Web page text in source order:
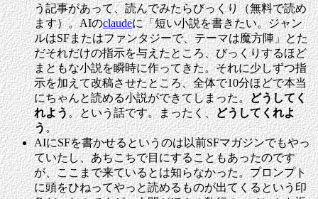
う記事があって、読んでみたらびっくり（無料で読め
ます）。AIのclaudeに「短い小説を書きたい。ジャン
ルはSFまたはファンタジーで、テーマは魔方陣」とた
だそれだけの指示を与えたところ、びっくりするほど
まともな小説を瞬時に作ってきた。それに少しずつ指
示を加えて改稿させたところ、全体で10分ほどで本当
にちゃんと読める小説ができてしまった。どうしてく
れよう。という話です。まったく、どうしてくれよ
う。
AIにSFを書かせるというのは以前SFマガジンでもやっ
ていたし、あちこちで目にすることもあったのです
が、ここまで来ているとは知らなかった。プロンプト
に頭をひねってやっと読めるものが出てくるという印